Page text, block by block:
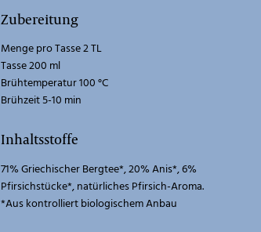
Zubereitung
Menge pro Tasse 2 TL
Tasse 200 ml
Brühtemperatur 100 °C
Brühzeit 5-10 min
Inhaltsstoffe
71% Griechischer Bergtee*, 20% Anis*, 6%
Pfirsichstücke*, natürliches Pfirsich-Aroma.
*Aus kontrolliert biologischem Anbau